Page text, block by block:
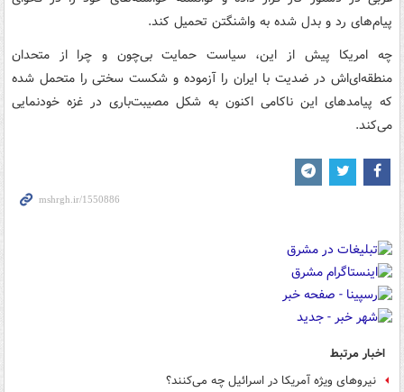
پیام‌های رد و بدل شده به واشنگتن تحمیل کند.
چه امریکا پیش از این، سیاست حمایت بی‌چون و چرا از متحدان
منطقه‌ای‌اش در ضدیت با ایران را آزموده و شکست سختی را متحمل شده
که پیامدهای این ناکامی اکنون به شکل مصیبت‌باری در غزه خودنمایی
می‌کند.
اخبار مرتبط
نیروهای ویژه آمریکا در اسرائیل چه می‌کنند؟